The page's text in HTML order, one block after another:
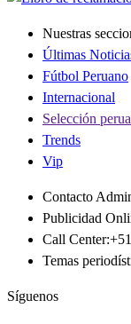
Nuestras
Últimas
Fútbol Peruano
Internacional
Selección
Trends
Vip
Contacto
Publicidad
Call Center:
Temas
Síguenos